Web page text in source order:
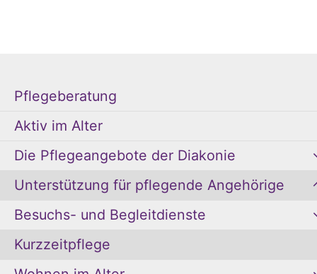
Pflegeberatung
Aktiv im Alter
Die Pflegeangebote der Diakonie
Unterstützung für pflegende Angehörige
Besuchs- und Begleitdienste
Kurzzeitpflege